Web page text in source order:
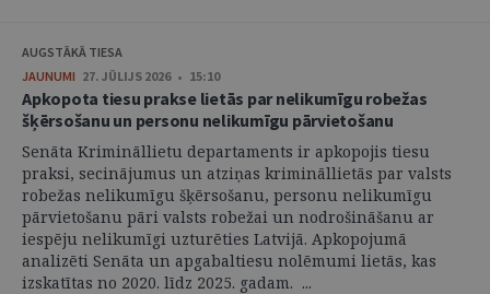
AUGSTĀKĀ TIESA
JAUNUMI 27. JŪLIJS 2026 • 15:10
Apkopota tiesu prakse lietās par nelikumīgu robežas
šķērsošanu un personu nelikumīgu pārvietošanu
Senāta Krimināllietu departaments ir apkopojis tiesu
praksi, secinājumus un atziņas krimināllietās par valsts
robežas nelikumīgu šķērsošanu, personu nelikumīgu
pārvietošanu pāri valsts robežai un nodrošināšanu ar
iespēju nelikumīgi uzturēties Latvijā. Apkopojumā
analizēti Senāta un apgabaltiesu nolēmumi lietās, kas
izskatītas no 2020. līdz 2025. gadam. ...